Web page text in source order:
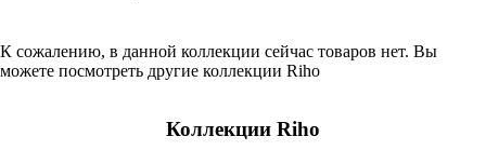
К сожалению, в данной коллекции сейчас товаров нет. Вы
можете посмотреть другие коллекции Riho
Коллекции Riho